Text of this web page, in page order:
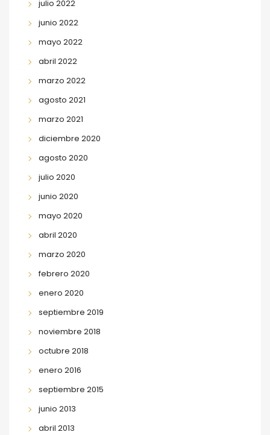
julio 2022
junio 2022
mayo 2022
abril 2022
marzo 2022
agosto 2021
marzo 2021
diciembre 2020
agosto 2020
julio 2020
junio 2020
mayo 2020
abril 2020
marzo 2020
febrero 2020
enero 2020
septiembre 2019
noviembre 2018
octubre 2018
enero 2016
septiembre 2015
junio 2013
abril 2013